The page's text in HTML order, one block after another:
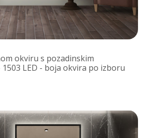
okviru s pozadinskim
LED - boja okvira po izboru